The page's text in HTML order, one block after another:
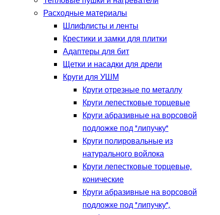
Расходные материалы
Шлифлисты и ленты
Крестики и замки для плитки
Адаптеры для бит
Щетки и насадки для дрели
Круги для УШМ
Круги отрезные по металлу
Круги лепестковые торцевые
Круги абразивные на ворсовой
подложке под "липучку"
Круги полировальные из
натурального войлока
Круги лепестковые торцевые,
конические
Круги абразивные на ворсовой
подложке под "липучку",